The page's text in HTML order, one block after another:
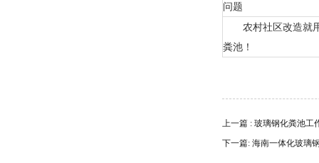
问题
农村社区改造就
粪池！
上一篇 : 玻璃钢化粪池工
下一篇: 海南一体化玻璃